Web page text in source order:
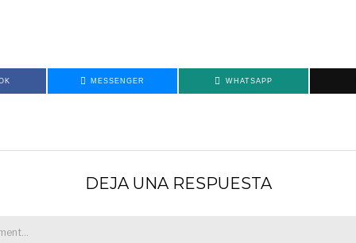
MESSENGER WHATSAPP
DEJA UNA RESPUESTA